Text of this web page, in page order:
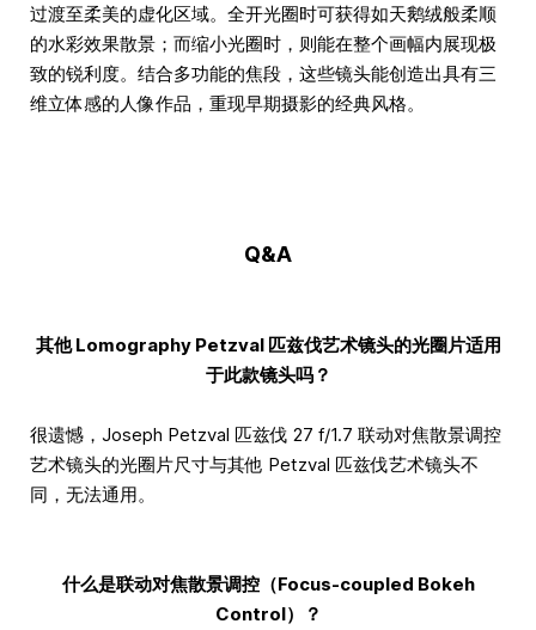
过渡至柔美的虚化区域。全开光圈时可获得如天鹅绒般柔顺
的水彩效果散景；而缩小光圈时，则能在整个画幅内展现极
致的锐利度。结合多功能的焦段，这些镜头能创造出具有三
维立体感的人像作品，重现早期摄影的经典风格。
Q&A
其他 Lomography Petzval 匹兹伐艺术镜头的光圈片适用
于此款镜头吗？
很遗憾，Joseph Petzval 匹兹伐 27 f/1.7 联动对焦散景调控
艺术镜头的光圈片尺寸与其他 Petzval 匹兹伐艺术镜头不
同，无法通用。
什么是联动对焦散景调控（Focus-coupled Bokeh
Control）？